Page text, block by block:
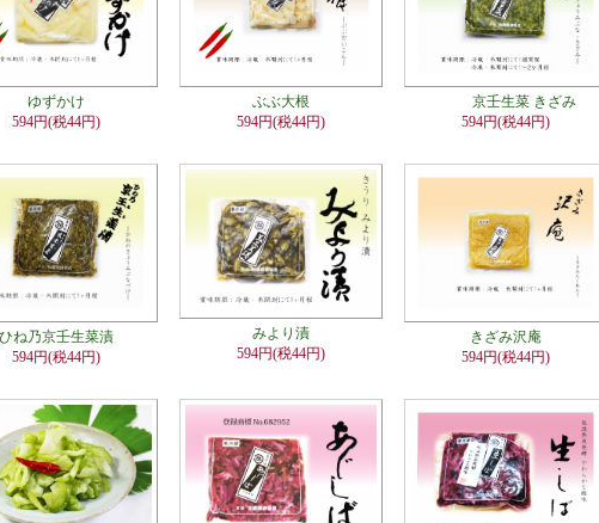
ゆずかけ
594円(税44円)
ぶぶ大根
594円(税44円)
京壬生菜 きざみ
594円(税44円)
ひね乃京壬生菜漬
594円(税44円)
みより漬
594円(税44円)
きざみ沢庵
594円(税44円)